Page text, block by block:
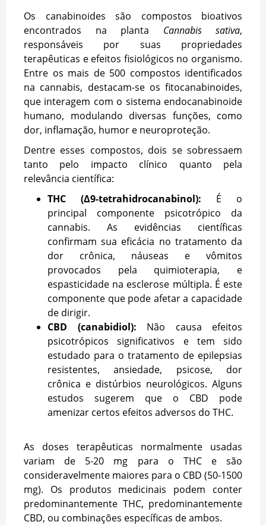
Os canabinoides são compostos bioativos
encontrados na planta Cannabis sativa,
responsáveis por suas propriedades
terapêuticas e efeitos fisiológicos no organismo.
Entre os mais de 500 compostos identificados
na cannabis, destacam-se os fitocanabinoides,
que interagem com o sistema endocanabinoide
humano, modulando diversas funções, como
dor, inflamação, humor e neuroproteção.
Dentre esses compostos, dois se sobressaem
tanto pelo impacto clínico quanto pela
relevância científica:
THC (Δ9-tetrahidrocanabinol): É o
principal componente psicotrópico da
cannabis. As evidências científicas
confirmam sua eficácia no tratamento da
dor crônica, náuseas e vômitos
provocados pela quimioterapia, e
espasticidade na esclerose múltipla. É este
componente que pode afetar a capacidade
de dirigir.
CBD (canabidiol): Não causa efeitos
psicotrópicos significativos e tem sido
estudado para o tratamento de epilepsias
resistentes, ansiedade, psicose, dor
crônica e distúrbios neurológicos. Alguns
estudos sugerem que o CBD pode
amenizar certos efeitos adversos do THC.
As doses terapêuticas normalmente usadas
variam de 5-20 mg para o THC e são
consideravelmente maiores para o CBD (50-1500
mg). Os produtos medicinais podem conter
predominantemente THC, predominantemente
CBD, ou combinações específicas de ambos.